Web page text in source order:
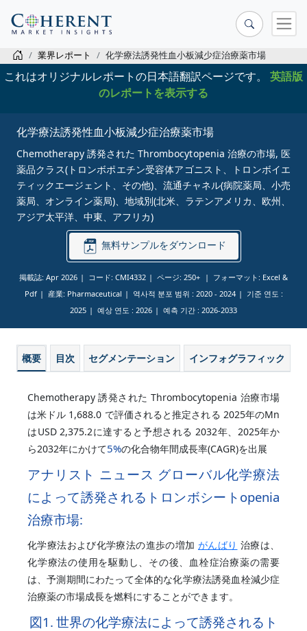
業界レポート 化学療法誘発性血小板減少症治療薬市場
これはオリジナルレポートの日本語翻訳ページです。 英語版
のレポートを表示する
化学療法誘発性血小板減少症治療薬市場
Chemotherapy 誘発された Thrombocytopenia 治療の市場, 医
薬品クラス(トロンボポエチン受容体アゴニスト、トロンボイエ
ティックエージェント、その他)、流通チャネル(病院薬局、小売
薬局、オンライン薬局)、地域別(北米、ラテンアメリカ、欧州、
アジア太平洋、中東、アフリカ)
無料サンプルをダウンロード
掲載誌: Apr 2026 コード: CMI4332 ページ: 250+
フォーマット: Excel &
Pdf
産業: Pharmaceutical 역사적 분포 범위 : 2020 - 2024
기준 연도 :
2025
예상 연도 : 2026 예측 기간 : 2026-2033
概要 目次 セグメンテーション インフォグラフィック
Chemotherapy 誘発された Thrombocytopenia 治療市場
は米ドル 1,688.0 で評価されると推定される 2025年のMn
はUSD 2,375.2に達すると予想される 2032年、2025年か
ら2032年にかけて5%の化合物年間成長率(CAGR)を出展
アナリスト ニュース グローバル化学療法
によって誘発されるトロンボシートopenia
治療市場:
化学療法および化学療法の進歩の増加 がんばり 治療は、
化学療法の使用を駆動し、その後、血栓症治療薬の需要
は、予測期間にわたって全体的な化学療法誘発血栓減少症
治療薬の市場成長を燃料にすることができます。
図1. 世界の化学療法によって誘発されるト